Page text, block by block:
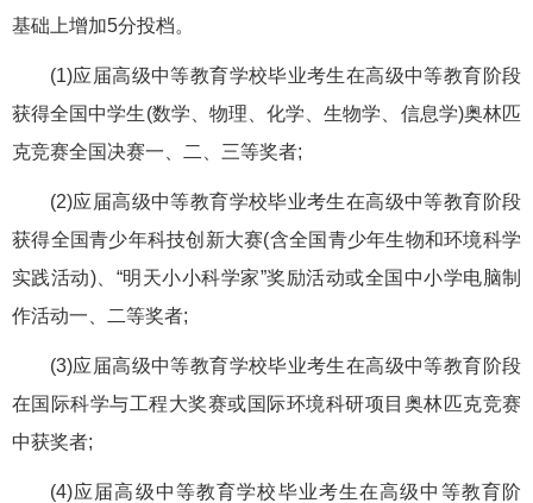
基础上增加5分投档。
(1)应届高级中等教育学校毕业考生在高级中等教育阶段
获得全国中学生(数学、物理、化学、生物学、信息学)奥林匹
克竞赛全国决赛一、二、三等奖者;
(2)应届高级中等教育学校毕业考生在高级中等教育阶段
获得全国青少年科技创新大赛(含全国青少年生物和环境科学
实践活动)、“明天小小科学家”奖励活动或全国中小学电脑制
作活动一、二等奖者;
(3)应届高级中等教育学校毕业考生在高级中等教育阶段
在国际科学与工程大奖赛或国际环境科研项目奥林匹克竞赛
中获奖者;
(4)应届高级中等教育学校毕业考生在高级中等教育阶